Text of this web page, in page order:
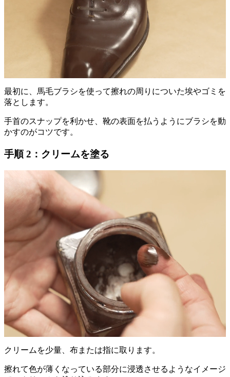
最初に、馬毛ブラシを使って擦れの周りについた埃やゴミを
落とします。
手首のスナップを利かせ、靴の表面を払うようにブラシを動
かすのがコツです。
手順 2：クリームを塗る
クリームを少量、布または指に取ります。
擦れて色が薄くなっている部分に浸透させるようなイメージ